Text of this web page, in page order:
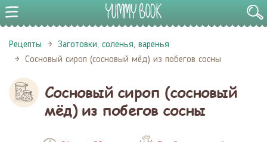
Рецепты
Заготовки, соленья, варенья
Сосновый сироп (сосновый мёд) из побегов сосны
Сосновый сироп (сосновый
мёд) из побегов сосны